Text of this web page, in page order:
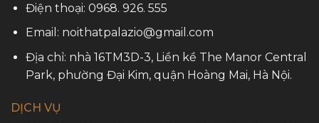
Điện thoại: 0968. 926. 555
Email: noithatpalazio@gmail.com
Địa chỉ: nhà 16TM3D-3, Liền kề The Manor Central
Park, phường Đại Kim, quận Hoàng Mai, Hà Nội.
DỊCH VỤ